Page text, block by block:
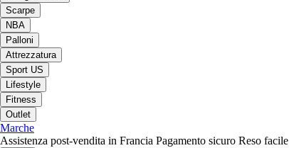
Scarpe
NBA
Palloni
Attrezzatura
Sport US
Lifestyle
Fitness
Outlet
Marche
Assistenza post-vendita in Francia Pagamento sicuro Reso facile